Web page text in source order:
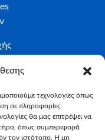
τεχνολογίες όπως
σε πληροφορίες
θα μας επιτρέψει να
όπως συμπεριφορά
τον ιστότοπο. Η μη